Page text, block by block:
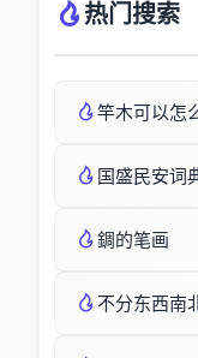
热门搜索
竿木可以怎
国盛民安词
錭的笔画
不分东西南